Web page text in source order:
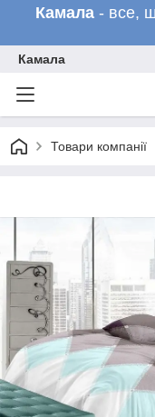
Камала - все,
Камала
Товари компанії